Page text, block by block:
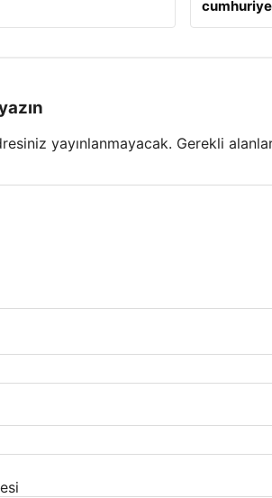
yayınlanmayacak. Gerekli